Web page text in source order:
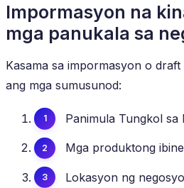
Impormasyon na
mga panukala sa
Kasama sa impormasyon o
ang mga sumusunod:
Panimula Tungkol sa
Mga produktong
Lokasyon ng negosyo